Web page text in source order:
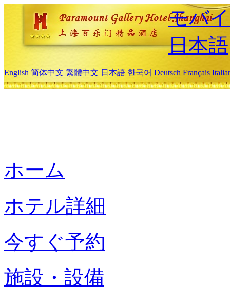
モバ
日本語
English 简体中文 繁體中文 日本語 한국어 Deutsch Français
ホーム
ホテル詳細
今すぐ予約
施設・設備